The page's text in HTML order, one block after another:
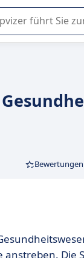
der Nutzung
Bewertungen